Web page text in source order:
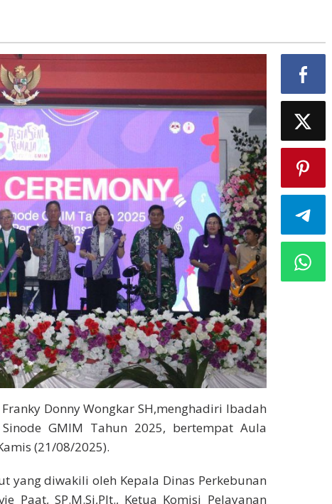
Donny Wongkar SH,menghadiri Ibadah
GMIM Tahun 2025, bertempat Aula
(21/08/2025).
diwakili oleh Kepala Dinas Perkebunan
Paat, SP.M.Si,Plt., Ketua Komisi Pelayanan